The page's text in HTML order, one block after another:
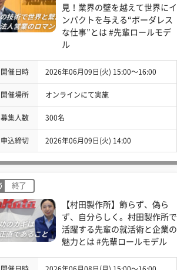
見！業界の壁を越えて世界にイ
ンパクトを与える“ボーダレス
な仕事”とは #先輩ロールモデ
ル
開催日時 2026年06月09日(火) 15:00〜16:00
開催場所 オンラインにて実施
募集人数 300名
申込締切 2026年06月09日(火) 14:00
終了
【村田製作所】飾らず、偽ら
ず、自分らしく。村田製作所で
活躍する先輩の就活術と企業の
魅力とは #先輩ロールモデル
開催日時 2026年06月08日(月) 15:00〜16:00